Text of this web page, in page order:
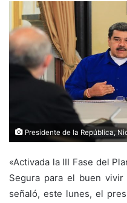
Presidente de la República,
«Activada la III Fase del
Segura para el buen
señaló, este lunes, el